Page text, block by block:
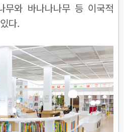
무와 바나나나무 등 이국적
다.